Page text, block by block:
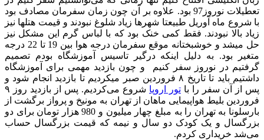
تعطیلات نوروز97 بود. علاوه بر آن چون زمان سفرمان مصادف بود
با شروع ماه آوریل طبیعتا شهرها زیاد شلوغ نبودند و قیمت هتلها نیز
زیاد بالا نبودند. فقط کمی خنک بود که با لباس گرم این مشکل نیز
حل میشد و خوشبختانه موقع سفرمان درجه هوا بین 19 تا 22 درجه
متغیر بود. به دلیل اینکه درگیر تاسیس آموزشگاه بودم تصمیم
گرفتیم در نوروز سفر کنیم و چون بازدید مهمی برای آموزشگاه
داشتیم باید تا تاریخ ۸ فروردین صبر میکردیم تا بازدید انجام شود و
پس از آن سفر را با تور اروپا
شروع می‌کردیم. پس از بازدید روز ۹
فروردین بلیط هواپیمایی ماهان از تهران به مونیخ و پرواز برگشت از
بارسلونا به تهران را به مبلغ چهار میلیون و 980 هزار تومان برای دو
بزرگسال و یک کودک دو سال و نیمه که قیمت بزرگسال حساب
می‌شد خریداری کردم.